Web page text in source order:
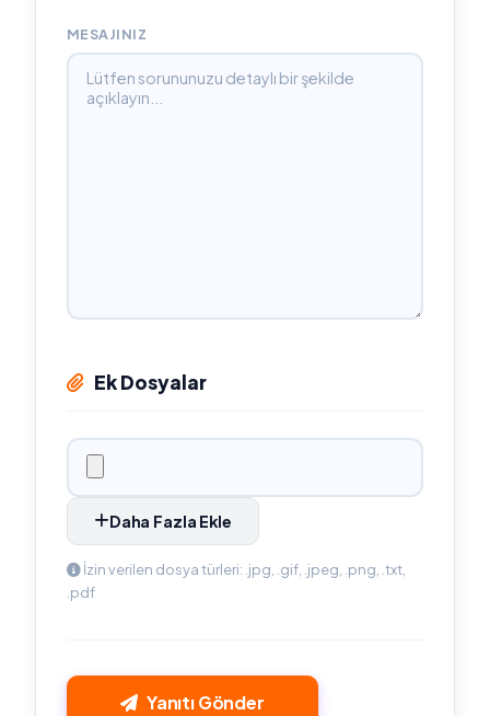
MESAJINIZ
Ek Dosyalar
Daha Fazla Ekle
İzin verilen dosya türleri: .jpg, .gif, .jpeg, .png, .txt,
.pdf
Yanıtı Gönder